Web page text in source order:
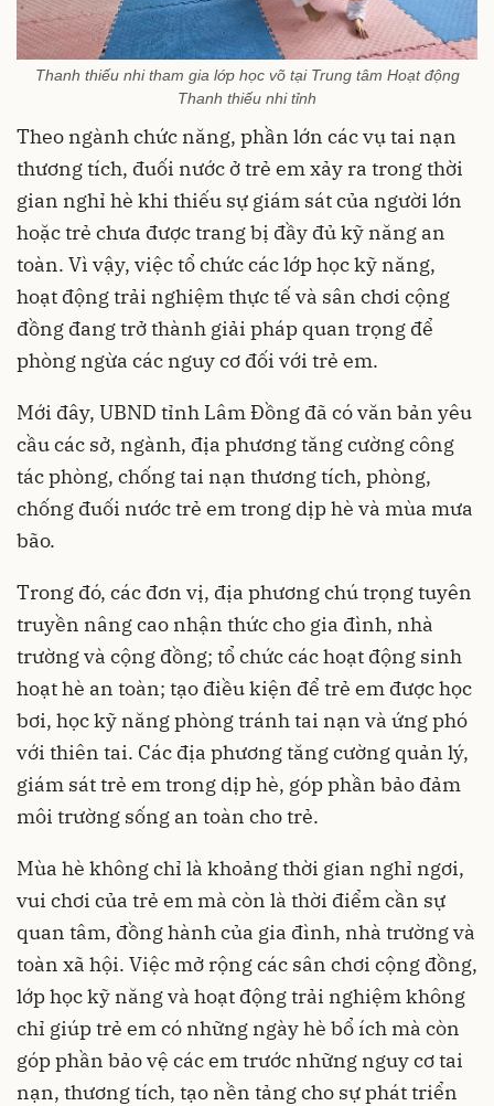
Thanh thiếu nhi tham gia lớp học võ tại Trung tâm Hoạt động
Thanh thiếu nhi tỉnh
Theo ngành chức năng, phần lớn các vụ tai nạn
thương tích, đuối nước ở trẻ em xảy ra trong thời
gian nghỉ hè khi thiếu sự giám sát của người lớn
hoặc trẻ chưa được trang bị đầy đủ kỹ năng an
toàn. Vì vậy, việc tổ chức các lớp học kỹ năng,
hoạt động trải nghiệm thực tế và sân chơi cộng
đồng đang trở thành giải pháp quan trọng để
phòng ngừa các nguy cơ đối với trẻ em.
Mới đây, UBND tỉnh Lâm Đồng đã có văn bản yêu
cầu các sở, ngành, địa phương tăng cường công
tác phòng, chống tai nạn thương tích, phòng,
chống đuối nước trẻ em trong dịp hè và mùa mưa
bão.
Trong đó, các đơn vị, địa phương chú trọng tuyên
truyền nâng cao nhận thức cho gia đình, nhà
trường và cộng đồng; tổ chức các hoạt động sinh
hoạt hè an toàn; tạo điều kiện để trẻ em được học
bơi, học kỹ năng phòng tránh tai nạn và ứng phó
với thiên tai. Các địa phương tăng cường quản lý,
giám sát trẻ em trong dịp hè, góp phần bảo đảm
môi trường sống an toàn cho trẻ.
Mùa hè không chỉ là khoảng thời gian nghỉ ngơi,
vui chơi của trẻ em mà còn là thời điểm cần sự
quan tâm, đồng hành của gia đình, nhà trường và
toàn xã hội. Việc mở rộng các sân chơi cộng đồng,
lớp học kỹ năng và hoạt động trải nghiệm không
chỉ giúp trẻ em có những ngày hè bổ ích mà còn
góp phần bảo vệ các em trước những nguy cơ tai
nạn, thương tích, tạo nền tảng cho sự phát triển